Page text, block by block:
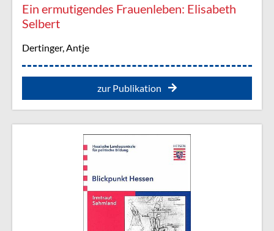
Ein ermutigendes Frauenleben: Elisabeth
Selbert
Dertinger, Antje
zur Publikation